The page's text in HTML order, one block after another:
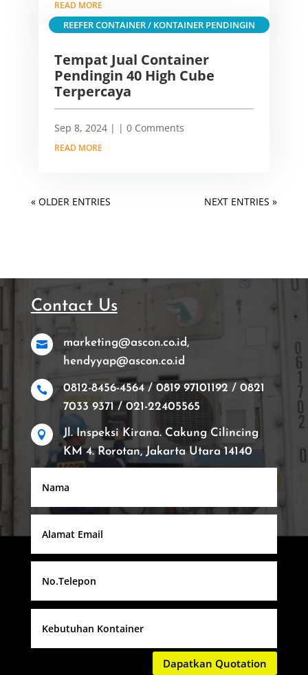
READ MORE
Tempat Jual Container
Pendingin 40 High Cube
Terpercaya
Sep 8, 2024|
REEFER CONTAINER / KONTAINER PENDINGIN
| 0 Comments
READ MORE
« OLDER ENTRIES NEXT ENTRIES »
Contact Us

marketing@ascon.co.id,
hendyyap@ascon.co.id

0812-8456-4564 / 0819 97101192 / 0821
7033 9371 / 021-22405565

Jl. Inspeksi Kirana. Cakung Cilincing
KM 4. Rorotan, Jakarta Utara 14140
Dapatkan Quotation